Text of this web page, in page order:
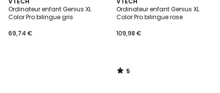
Ordinateur enfant Genius XL
Color Pro bilingue gris
69,74 €
Ordinateur enfant Genius XL
Color Pro bilingue rose
109,98 €
/
5
5
/